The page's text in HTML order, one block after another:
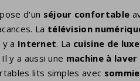
d'un séjour confortable
La télévision
a Internet. La cuisine de luxe
y a aussi une machine à
lits simples avec